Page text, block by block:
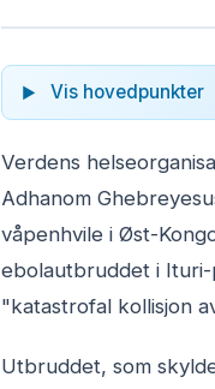
Vis hovedpunkter
Verdens
Adhanom
våpenhvile i Øst-
ebolautbruddet i
"katastrofal kollisjon
Utbruddet, som